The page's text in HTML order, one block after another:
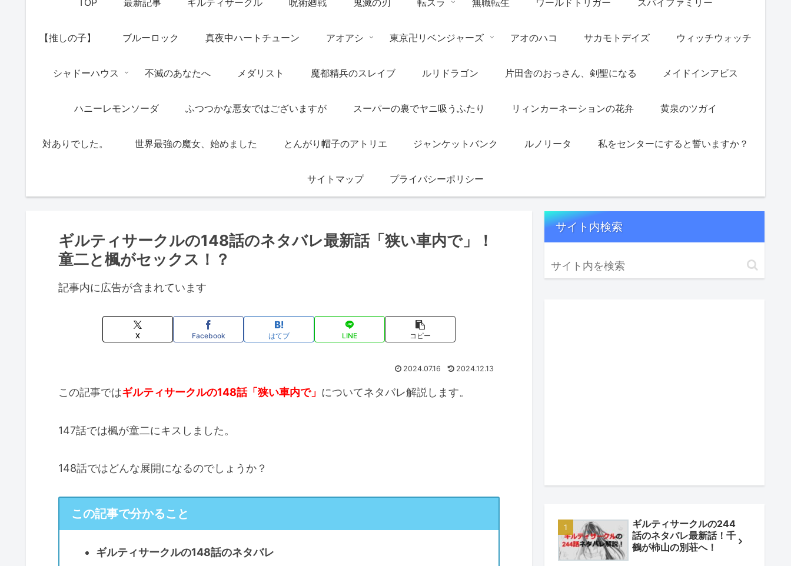
【推しの子】 ブルーロック 真夜中ハートチューン アオアシ 東京卍リベンジャーズ アオのハコ サカモトデイズ ウィッチウォッチ
シャドーハウス 不滅のあなたへ メダリスト 魔都精兵のスレイブ ルリドラゴン 片田舎のおっさん、剣聖になる メイドインアビス
ハニーレモンソーダ ふつつかな悪女ではございますが スーパーの裏でヤニ吸うふたり リィンカーネーションの花弁 黄泉のツガイ
対ありでした。 世界最強の魔女、始めました とんがり帽子のアトリエ ジャンケットバンク ルノリータ 私をセンターにすると誓いますか？
サイトマップ プライバシーポリシー
ギルティサークルの148話のネタバレ最新話「狭い車内で」！
童二と楓がセックス！？
記事内に広告が含まれています
X Facebook はてブ LINE コピー
2024.07.16 2024.12.13
この記事ではギルティサークルの148話「狭い車内で」 についてネタバレ解説します。
147話では楓が童二にキスしました。
148話ではどんな展開になるのでしょうか？
この記事で分かること
ギルティサークルの148話のネタバレ
サイト内検索
ギルティサークルの244
話のネタバレ最新話！千
鶴が柿山の別荘へ！